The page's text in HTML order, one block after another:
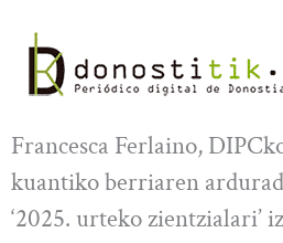
contenido
Francesca Ferlaino,
kuantiko berriaren
‘2025. urteko zientzialari’